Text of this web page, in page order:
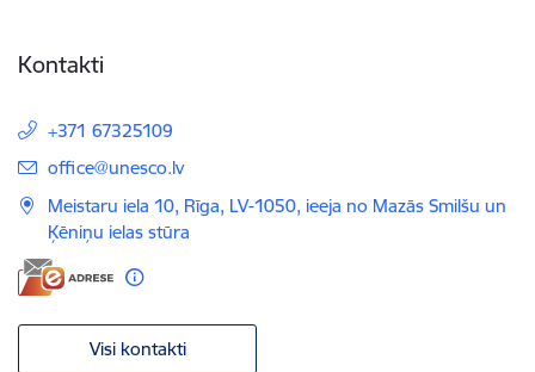
Kontakti
+371 67325109
E-pasts:
office@unesco.lv
Meistaru iela 10, Rīga, LV-1050, ieeja no Mazās Smilšu un
Ķēniņu ielas stūra
Visi kontakti